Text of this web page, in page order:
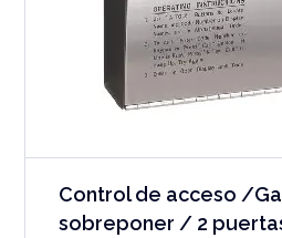
Control de acceso /
sobreponer / 2